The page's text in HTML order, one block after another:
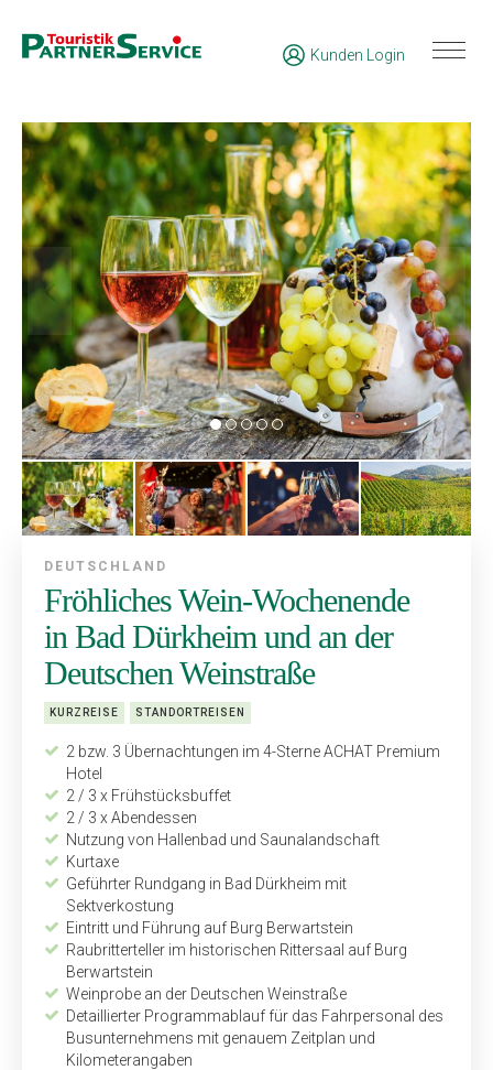
Kunden Login
DEUTSCHLAND
Fröhliches Wein-Wochenende
in Bad Dürkheim und an der
Deutschen Weinstraße
KURZREISE STANDORTREISEN
2 bzw. 3 Übernachtungen im 4-Sterne ACHAT Premium
Hotel
2 / 3 x Frühstücksbuffet
2 / 3 x Abendessen
Nutzung von Hallenbad und Saunalandschaft
Kurtaxe
Geführter Rundgang in Bad Dürkheim mit
Sektverkostung
Eintritt und Führung auf Burg Berwartstein
Raubritterteller im historischen Rittersaal auf Burg
Berwartstein
Weinprobe an der Deutschen Weinstraße
Detaillierter Programmablauf für das Fahrpersonal des
Busunternehmens mit genauem Zeitplan und
Kilometerangaben